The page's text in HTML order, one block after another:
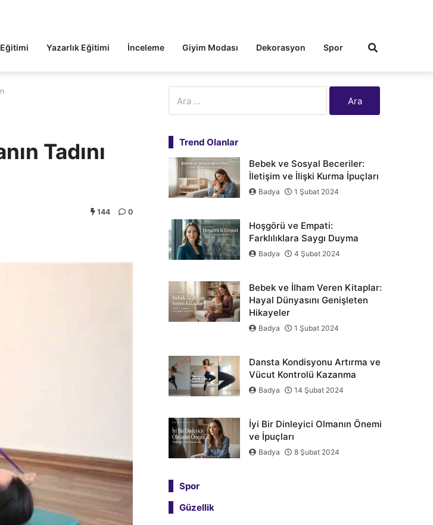
Eğitimi Yazarlık Eğitimi İnceleme Giyim Modası Dekorasyon Spor
Tadını
144 0
Trend Olanlar
Bebek ve Sosyal Beceriler:
İletişim ve İlişki Kurma İpuçları
Badya 1 Şubat 2024
Hoşgörü ve Empati:
Farklılıklara Saygı Duyma
Badya 4 Şubat 2024
Bebek ve İlham Veren Kitaplar:
Hayal Dünyasını Genişleten
Hikayeler
Badya 1 Şubat 2024
Dansta Kondisyonu Artırma ve
Vücut Kontrolü Kazanma
Badya 14 Şubat 2024
İyi Bir Dinleyici Olmanın Önemi
ve İpuçları
Badya 8 Şubat 2024
Spor
Güzellik